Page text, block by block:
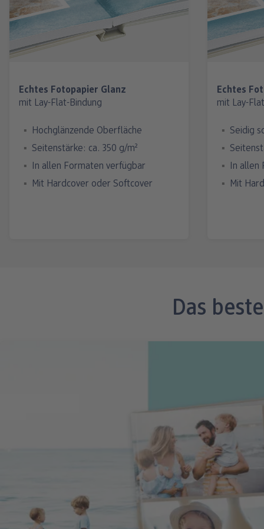
Echtes Fotopapier Glanz
mit Lay-Flat-Bindung
Hochglänzende Oberfläche
Seitenstärke: ca. 350 g/m²
In allen Formaten verfügbar
Mit Hardcover oder Softcover
Echtes
mit Lay-
Seidig
In
Mit
Das